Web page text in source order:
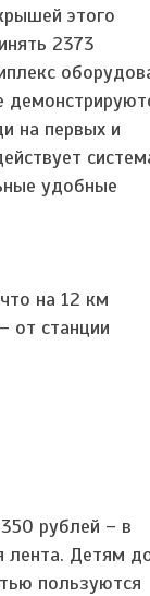
этого
2373
на первых и
удобные
на 12 км
от станции
рублей – в
лента. Детям
пользуются